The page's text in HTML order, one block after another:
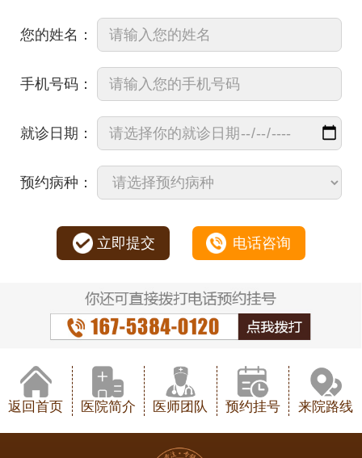
您的姓名：
手机号码：
就诊日期：
预约病种：
立即提交 电话咨询
返回首页 医院简介 医师团队 预约挂号 来院路线